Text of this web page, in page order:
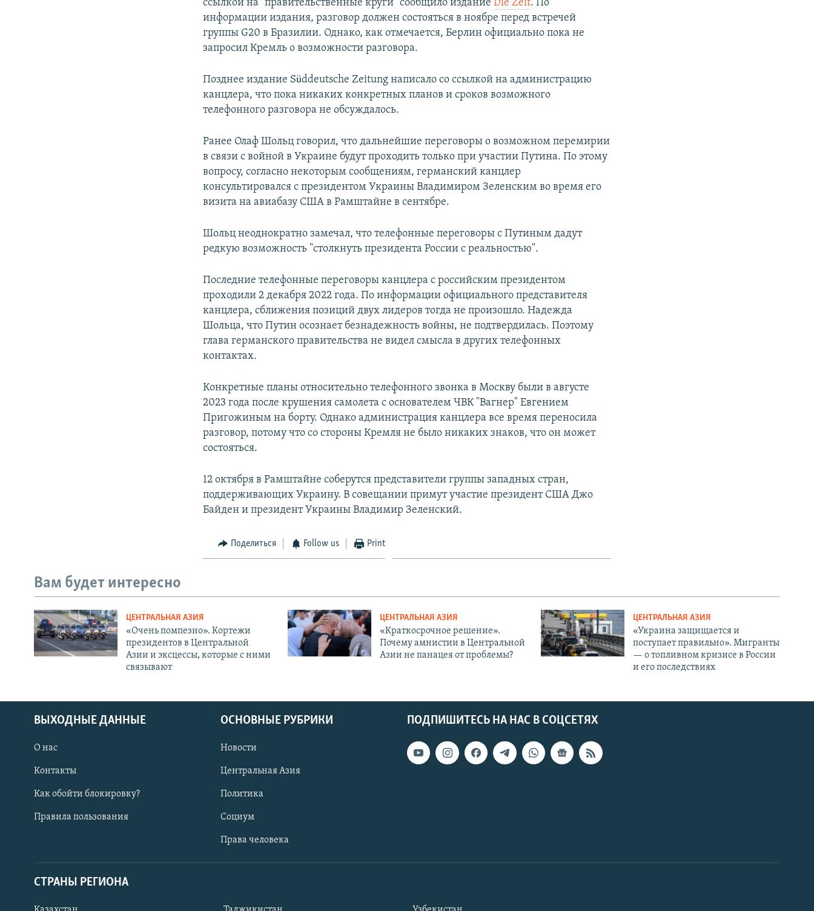
ссылкой на "правительственные круги" сообщило изданиеDie Zeit. По
информации издания, разговор должен состояться в ноябре перед встречей
группы G20 в Бразилии. Однако, как отмечается, Берлин официально пока не
запросил Кремль о возможности разговора.
Позднее издание Süddeutsche Zeitung написало со ссылкой на администрацию
канцлера, что пока никаких конкретных планов и сроков возможного
телефонного разговора не обсуждалось.
Ранее Олаф Шольц говорил, что дальнейшие переговоры о возможном перемирии
в связи с войной в Украине будут проходить только при участии Путина. По этому
вопросу, согласно некоторым сообщениям, германский канцлер
консультировался с президентом Украины Владимиром Зеленским во время его
визита на авиабазу США в Рамштайне в сентябре.
Шольц неоднократно замечал, что телефонные переговоры с Путиным дадут
редкую возможность "столкнуть президента России с реальностью".
Последние телефонные переговоры канцлера с российским президентом
проходили 2 декабря 2022 года. По информации официального представителя
канцлера, сближения позиций двух лидеров тогда не произошло. Надежда
Шольца, что Путин осознает безнадежность войны, не подтвердилась. Поэтому
глава германского правительства не видел смысла в других телефонных
контактах.
Конкретные планы относительно телефонного звонка в Москву были в августе
2023 года после крушения самолета с основателем ЧВК "Вагнер" Евгением
Пригожиным на борту. Однако администрация канцлера все время переносила
разговор, потому что со стороны Кремля не было никаких знаков, что он может
состояться.
12 октября в Рамштайне соберутся представители группы западных стран,
поддерживающих Украину. В совещании примут участие президент США Джо
Байден и президент Украины Владимир Зеленский.
Поделиться Follow us Print
Вам будет интересно
ЦЕНТРАЛЬНАЯ АЗИЯ
«Очень помпезно». Кортежи
президентов в Центральной
Азии и эксцессы, которые с ними
связывают
ЦЕНТРАЛЬНАЯ АЗИЯ
«Краткосрочное решение».
Почему амнистии в Центральной
Азии не панацея от проблемы?
ЦЕНТРАЛЬНАЯ АЗИЯ
«Украина защищается и
поступает правильно». Мигранты
— о топливном кризисе в России
и его последствиях
ПОДПИШИТЕСЬ НА НАС В СОЦСЕТЯХ
ВЫХОДНЫЕ ДАННЫЕ
О нас
Контакты
Как обойти блокировку?
Правила пользования
ОСНОВНЫЕ РУБРИКИ
Новости
Центральная Азия
Политика
Социум
Права человека
СТРАНЫ РЕГИОНА